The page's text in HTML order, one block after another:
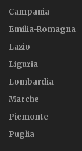
Campania
Emilia-Romagna
Lazio
Liguria
Lombardia
Marche
Piemonte
Puglia